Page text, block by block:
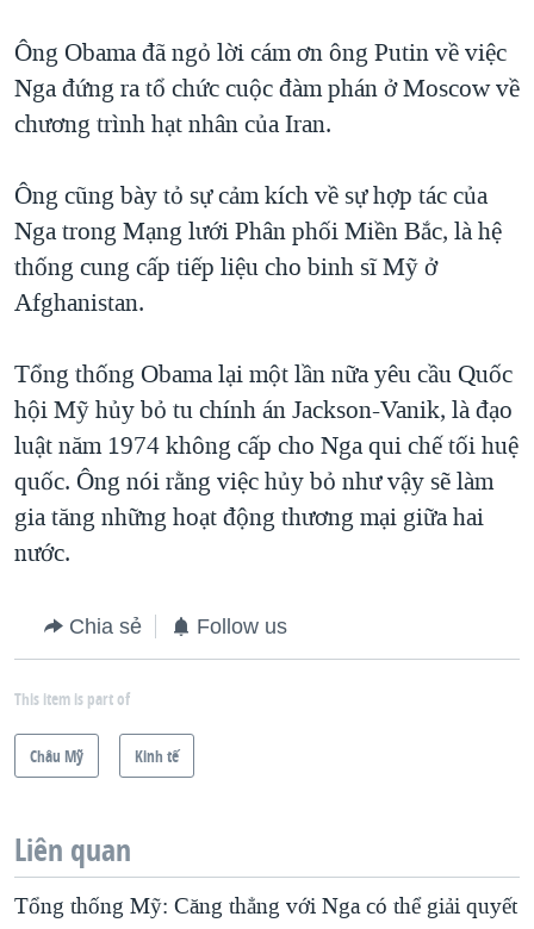
Ông Obama đã ngỏ lời cám ơn ông Putin về việc
Nga đứng ra tổ chức cuộc đàm phán ở Moscow về
chương trình hạt nhân của Iran.
Ông cũng bày tỏ sự cảm kích về sự hợp tác của
Nga trong Mạng lưới Phân phối Miền Bắc, là hệ
thống cung cấp tiếp liệu cho binh sĩ Mỹ ở
Afghanistan.
Tổng thống Obama lại một lần nữa yêu cầu Quốc
hội Mỹ hủy bỏ tu chính án Jackson-Vanik, là đạo
luật năm 1974 không cấp cho Nga qui chế tối huệ
quốc. Ông nói rằng việc hủy bỏ như vậy sẽ làm
gia tăng những hoạt động thương mại giữa hai
nước.
Chia sẻ Follow us
This item is part of
Châu Mỹ Kinh tế
Liên quan
Tổng thống Mỹ: Căng thẳng với Nga có thể giải quyết